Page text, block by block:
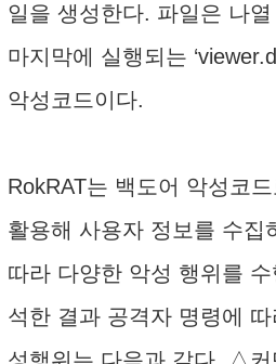
일을 생성한다. 파일은 나
마지막에 실행되는
악성코드이다.
RokRAT는 백도어 악성코
활용해 사용자 정보를 수집
따라 다양한 악성 행위를
석한 결과 공격자 명령에